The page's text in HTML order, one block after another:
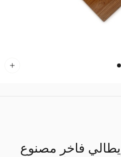
فاخر مصنوع